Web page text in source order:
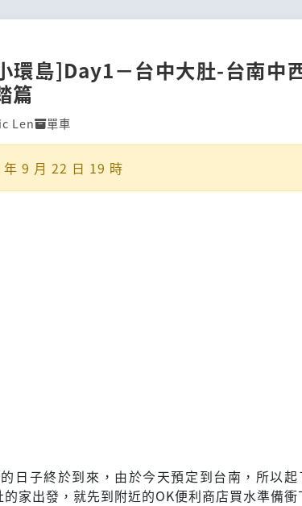
環島]Day1－台中大肚-台南中
篇
Len 單車
9 月 22 日 19 時
日子終於到來，由於今天預定到台南，所以起
家出發，就先到附近的OK便利商店買水準備